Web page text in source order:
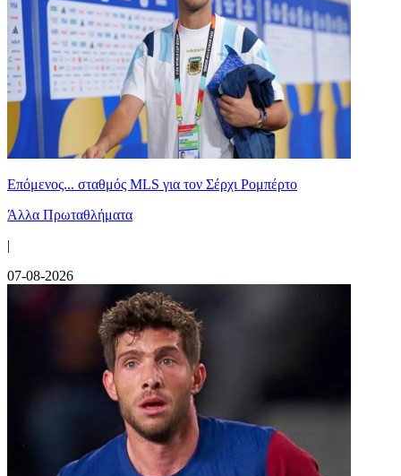
Επόμενος... σταθμός MLS για τον Σέρχι Ρομπέρτο
Άλλα Πρωταθλήματα
|
07-08-2026